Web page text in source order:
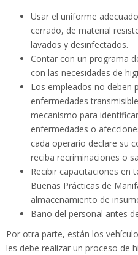
Usar el uniforme
cerrado, de material
lavados y desinfectados.
Contar con un programa
con las necesidades de
Los empleados no deben
enfermedades
mecanismo para
enfermedades o
cada operario declare su
reciba recriminaciones o
Recibir capacitaciones en
Buenas Prácticas de
almacenamiento de
Baño del personal antes
Por otra parte, están los
les debe realizar un proceso de